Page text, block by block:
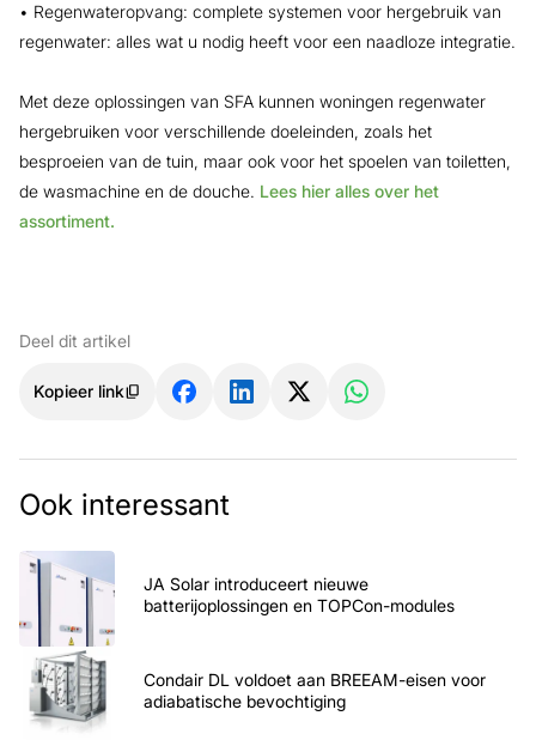
• Regenwateropvang: complete systemen voor hergebruik van
regenwater: alles wat u nodig heeft voor een naadloze integratie.
Met deze oplossingen van SFA kunnen woningen regenwater
hergebruiken voor verschillende doeleinden, zoals het
besproeien van de tuin, maar ook voor het spoelen van toiletten,
de wasmachine en de douche. Lees hier alles over het
assortiment.
Deel dit artikel
Kopieer link
Ook interessant
JA Solar introduceert nieuwe
batterijoplossingen en TOPCon-modules
Condair DL voldoet aan BREEAM-eisen voor
adiabatische bevochtiging